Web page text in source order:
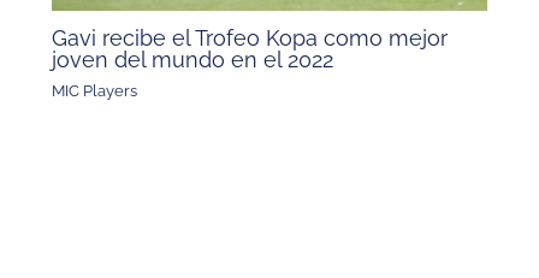
Gavi recibe el Trofeo Kopa como mejor
joven del mundo en el 2022
MIC Players